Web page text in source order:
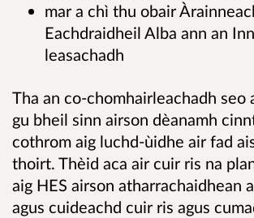
mar a chì thu obair
Eachdraidheil Alba ann an
leasachadh
Tha an co-chomhairleachadh seo
gu bheil sinn airson dèanamh
cothrom aig luchd-ùidhe air fad
thoirt. Thèid aca air cuir ris na
aig HES airson atharrachaidhean
agus cuideachd cuir ris agus